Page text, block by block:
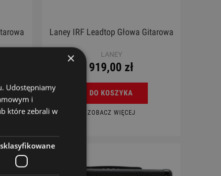
Laney IRF Leadtop Głowa Gitarowa
LANEY
919,00 zł
DO KOSZYKA
ZOBACZ WIĘCEJ
×
Udostępniamy
i
które zebrali w